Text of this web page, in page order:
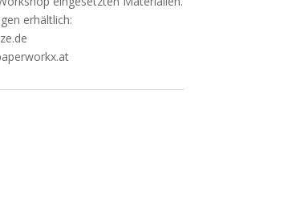
erhältlich: